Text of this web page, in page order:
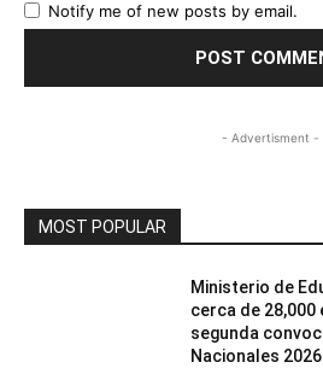
Notify me of new posts by email.
- Advertisment -
MOST POPULAR
Ministerio de
cerca de
segunda
Nacionales 2026